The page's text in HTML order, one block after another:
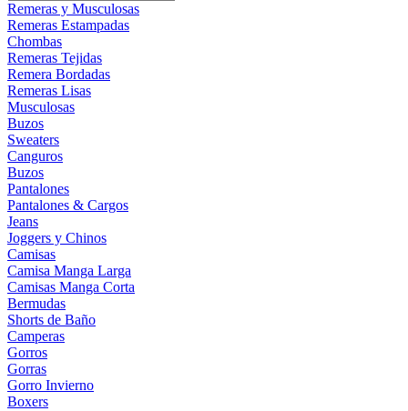
Remeras y Musculosas
Remeras Estampadas
Chombas
Remeras Tejidas
Remera Bordadas
Remeras Lisas
Musculosas
Buzos
Sweaters
Canguros
Buzos
Pantalones
Pantalones & Cargos
Jeans
Joggers y Chinos
Camisas
Camisa Manga Larga
Camisas Manga Corta
Bermudas
Shorts de Baño
Camperas
Gorros
Gorras
Gorro Invierno
Boxers